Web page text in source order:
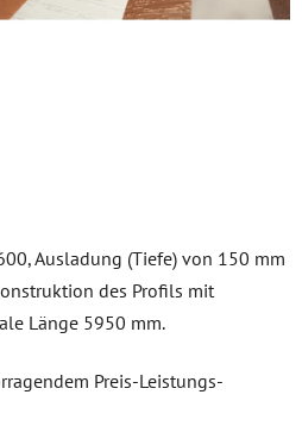
Ausladung (Tiefe) von 150 mm
des Profils mit
Länge 5950 mm.
Preis-Leistungs-